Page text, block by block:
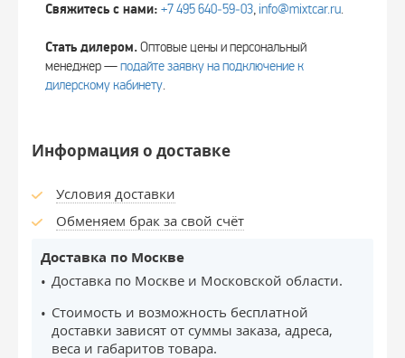
Свяжитесь с нами: +7 495 640‑59‑03, info@mixtcar.ru.
Стать дилером.Оптовые цены и персональный
менеджер —подайте заявку на подключение к
дилерскому кабинету.
Информация о доставке
Условия доставки
Обменяем брак за свой счёт
Доставка по Москве
Доставка по Москве и Московской области.
Стоимость и возможность бесплатной
доставки зависят от суммы заказа, адреса,
веса и габаритов товара.